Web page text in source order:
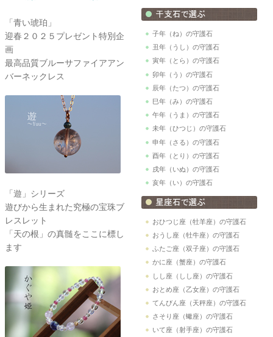
「青い琥珀」
迎春２０２５プレゼント特別企
画
最高品質ブルーサファイアアン
バーネックレス
「遊」シリーズ
遊びから生まれた究極の宝珠ブ
レスレット
「天の根」の真髄をここに標し
ます
子年（ね）の守護石
丑年（うし）の守護石
寅年（とら）の守護石
卯年（う）の守護石
辰年（たつ）の守護石
巳年（み）の守護石
午年（うま）の守護石
未年（ひつじ）の守護石
申年（さる）の守護石
酉年（とり）の守護石
戌年（いぬ）の守護石
亥年（い）の守護石
おひつじ座（牡羊座）の守護石
おうし座（牡牛座）の守護石
ふたご座（双子座）の守護石
かに座（蟹座）の守護石
しし座（しし座）の守護石
おとめ座（乙女座）の守護石
てんびん座（天秤座）の守護石
さそり座（蠍座）の守護石
いて座（射手座）の守護石